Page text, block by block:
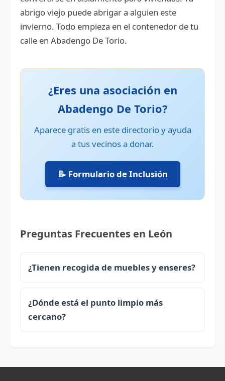
abrigo viejo puede abrigar a alguien este
invierno. Todo empieza en el contenedor de tu
calle en Abadengo De Torio.
¿Eres una asociación en
Abadengo De Torio?
Aparece gratis en este directorio y ayuda
a tus vecinos a donar.
📝 Formulario de Inclusión
Preguntas Frecuentes en León
¿Tienen recogida de muebles y enseres?
¿Dónde está el punto limpio más
cercano?